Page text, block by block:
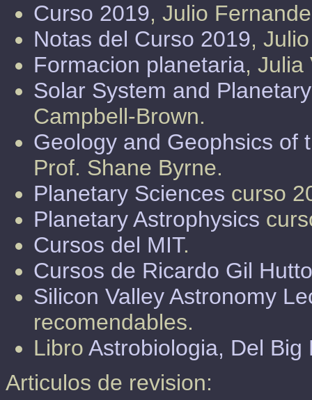
Curso 2019, Julio
Notas del Curso 2019,
Formacion planetaria, Julia
Solar System and
Campbell-Brown.
Geology and Geophsics of
Prof. Shane Byrne.
Planetary Sciences curso
Planetary Astrophysics
Cursos del MIT.
Cursos de Ricardo Gil
Silicon Valley Astronomy
recomendables.
Libro Astrobiologia, Del Big
Articulos de revision: